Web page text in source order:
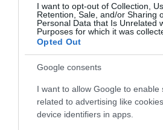
I want to opt-out of Collection,
Retention, Sale, and/or Sharing
Personal Data that Is Unrelated
Purposes for which it was
Opted Out
Google consents
I want to allow Google to enable
related to advertising like
device identifiers in apps.
Megosztás: Facebook
Címkék:
feldolgozás
Korábbi bejegyzések